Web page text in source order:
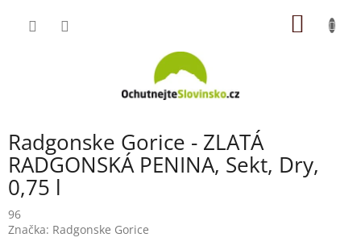
Radgonske Gorice - ZLATÁ
RADGONSKÁ PENINA, Sekt, Dry,
0,75 l
96
Značka: Radgonske Gorice